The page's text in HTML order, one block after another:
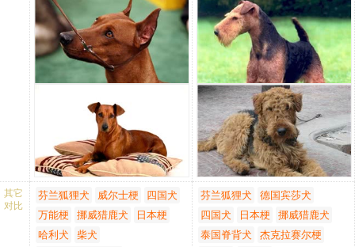
部很小但是清晰。
眼睛：大小中等，深色，椭
圆形，在外观上不突出。眼
睑紧绷，眼球不能突出。表
现出警戒，机警，反应迅
耳朵：位置高，对称，剪耳
的要直立。如果没有剪耳，
则应呈V形，沿折痕下折，或
是小的站立的耳朵，平和上
举。
口吻：平行，在长度上等于
面部：有肌肉且平。
鼻子：丰满，黑色。
平。当狗安静的时候，耳朵
向前下垂，贴着面颊，耳尖
向下，或略向外眼角。当狗
的注意力集中时，耳朵略向
上、向前。
面部结实、有力，颚部强
壮。只比后脑略细一些。止
部轻微。后脑的的长度与面
部大致相等。它们在轮廓上
是彼此平行的面。两耳间脑
袋平坦（不上拱）。两耳间
没有皱纹。面颊平坦整洁
口吻：是整个头部长度的一
半。整个面部需要修整成矩
其它
对比
芬兰狐狸犬 威尔士梗
四国犬
万能梗
挪威猎鹿犬
日本梗
哈利犬
柴犬
芬兰狐狸犬
德国宾莎犬
四国犬
日本梗
挪威猎鹿犬
泰国脊背犬
杰克拉赛尔梗